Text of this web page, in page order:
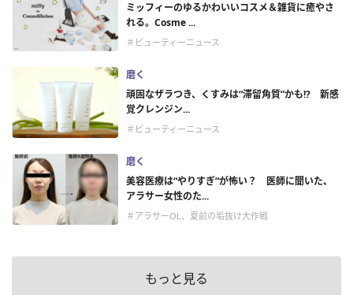
ミッフィーのゆるかわいいコスメ＆雑貨に癒やさ
れる。Cosme ...
＃ビューティーニュース
磨く
頑固なザラつき、くすみは“滞留角質”かも!? 新感
覚クレンジン...
＃ビューティーニュース
磨く
美容医療は“やりすぎ”が怖い？ 医師に聞いた、
アラサー女性のた...
＃アラサーOL、夏前の垢抜け大作戦
もっと見る